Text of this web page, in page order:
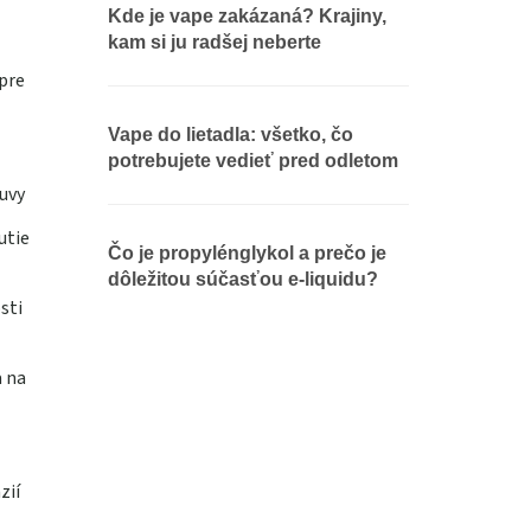
na
Kde je vape zakázaná? Krajiny,
kam si ju radšej neberte
Vape do lietadla: všetko, čo
potrebujete vedieť pred odletom
Čo je propylénglykol a prečo je
dôležitou súčasťou e-liquidu?